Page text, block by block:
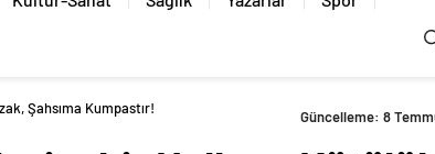
Şahsıma Kumpastır!
Güncelleme: 8